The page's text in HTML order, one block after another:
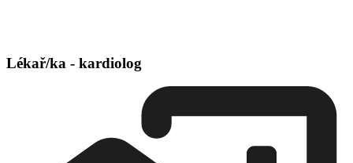
Lékař/ka - kardiolog